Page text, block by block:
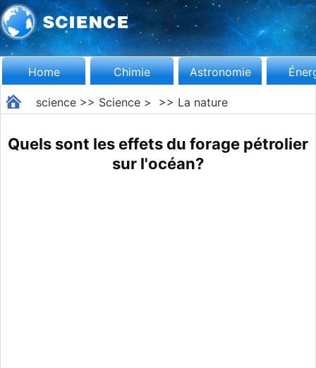
Home Chimie Astronomie
science>> Science> >> La nature
Quels sont les effets du forage pétrolier
sur l'océan?